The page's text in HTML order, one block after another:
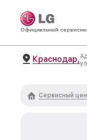
Официальный
Краснодар,
Сервисный